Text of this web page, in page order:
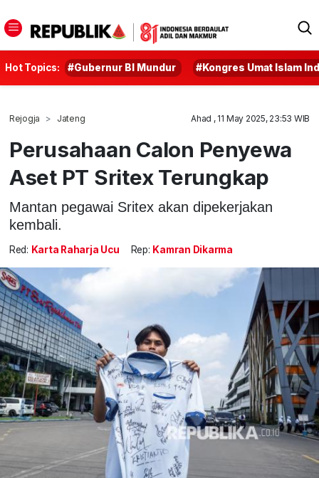
Hot Topics: #Gubernur BI Mundur #Kongres Umat Islam
Rejogja Jateng Ahad , 11 May 2025, 23:53 WIB
Perusahaan Calon Penyewa
Aset PT Sritex Terungkap
Mantan pegawai Sritex akan dipekerjakan
kembali.
Red: Karta Raharja Ucu Rep: Kamran Dikarma